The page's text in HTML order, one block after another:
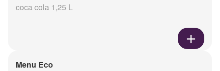
coca cola 1,25 L
Menu Eco